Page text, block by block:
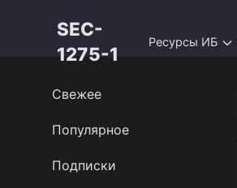
SEC-
1275-1
Ресурсы ИБ
Свежее
Популярное
Подписки